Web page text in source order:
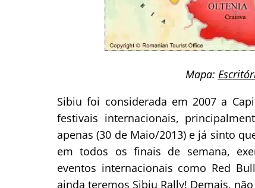
Mapa:
Sibiu foi considerada em 2007 a
festivais internacionais,
apenas (30 de Maio/2013) e já sinto
em todos os finais de semana,
eventos internacionais como Red
ainda teremos Sibiu Rally! Demais, não